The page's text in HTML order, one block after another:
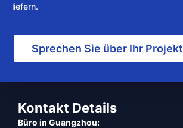
liefern.
Sprechen Sie über Ihr Projekt
Kontakt Details
Büro in Guangzhou: